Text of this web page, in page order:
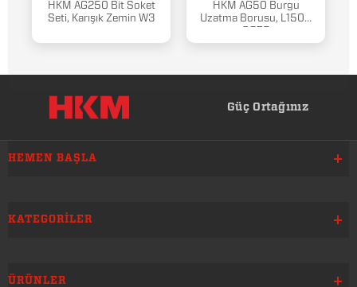
HKM AG250 Bit Soket
Seti, Karışık Zemin W3
HKM AG50 Burgu
Uzatma Borusu, L1500
Güç Ortağınız
HEMEN BAŞLA
KATEGORILER
ÜRÜNLER